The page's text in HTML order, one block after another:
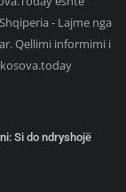
- Lajme nga
Qellimi informimi i
Si do ndryshojë